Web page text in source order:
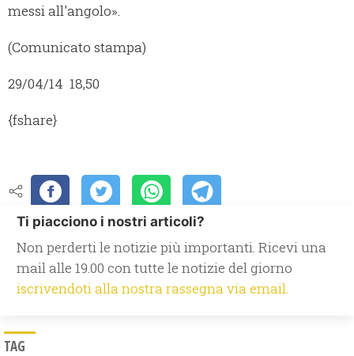
messi all'angolo».
(Comunicato stampa)
29/04/14 18,50
{fshare}
Ti piacciono i nostri articoli?
Non perderti le notizie più importanti. Ricevi una
mail alle 19.00 con tutte le notizie del giorno
iscrivendoti alla nostra rassegna via email.
TAG